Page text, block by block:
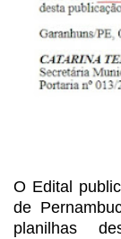
O Edital
de
planilhas